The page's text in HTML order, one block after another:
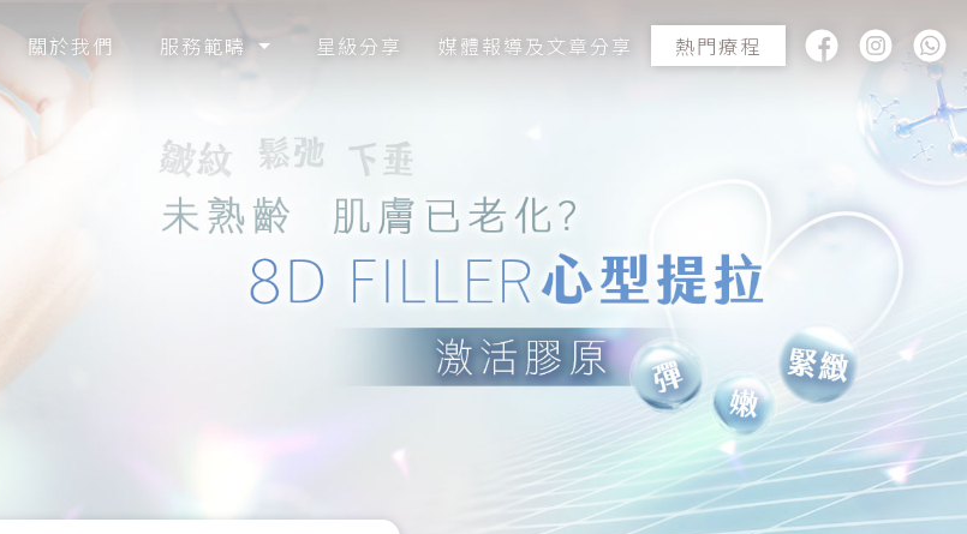
關於我們 服務範疇 星級分享 媒體報導及文章分享 熱門療程